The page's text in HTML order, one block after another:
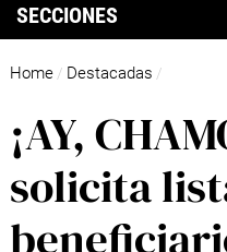
SECCIONES
Home / Destacadas /
¡AY,
solicita